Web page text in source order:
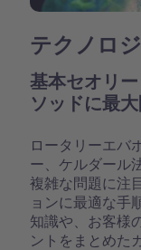
テクノロ
基本セオリ
ソッドに最
ロータリーエバ
ー、ケルダール
複雑な問題に注
ョンに最適な手
知識や、お客様
ントをまとめた